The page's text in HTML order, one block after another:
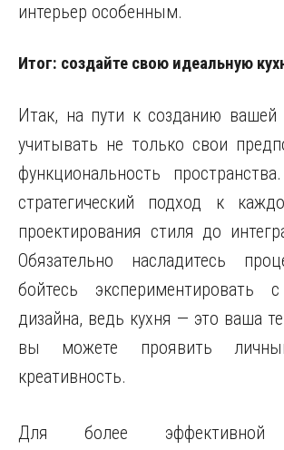
интерьер особенным.
Итог: создайте свою идеальную
Итак, на пути к созданию
учитывать не только свои
функциональность
стратегический подход к
проектирования стиля до
Обязательно насладитесь
бойтесь экспериментировать
дизайна, ведь кухня — это ваша
вы можете проявить
креативность.
Для более эффективной